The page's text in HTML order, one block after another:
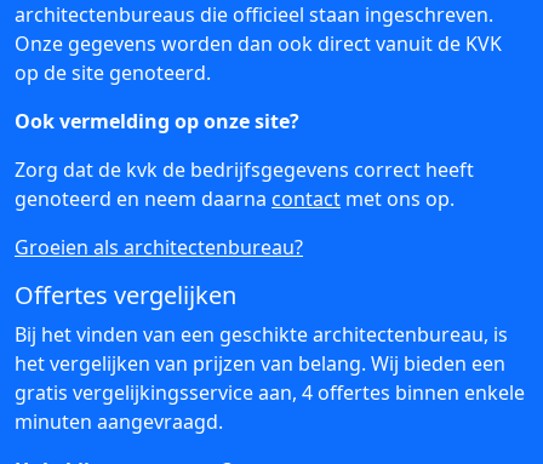
architectenbureaus die officieel staan ingeschreven.
Onze gegevens worden dan ook direct vanuit de KVK
op de site genoteerd.
Ook vermelding op onze site?
Zorg dat de kvk de bedrijfsgegevens correct heeft
genoteerd en neem daarna contact met ons op.
Groeien als architectenbureau?
Offertes vergelijken
Bij het vinden van een geschikte architectenbureau, is
het vergelijken van prijzen van belang. Wij bieden een
gratis vergelijkingsservice aan, 4 offertes binnen enkele
minuten aangevraagd.